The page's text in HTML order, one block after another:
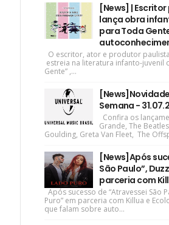
[News] |
lança obra
para Toda
O escritor, ator e produtor
estreia na literatura infanto-juvenil
Gente” ,...
Semana -
Confira os
Grande, The
Goulding, Greta Van Fleet, The
[News]Após
São Paulo”,
parceria com
Após sucesso de “Atravessei São
Puro” em parceria com Killua e
que falam sobre auto...